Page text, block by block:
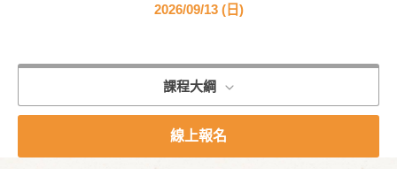
2026/09/13 (日)
課程大綱
線上報名